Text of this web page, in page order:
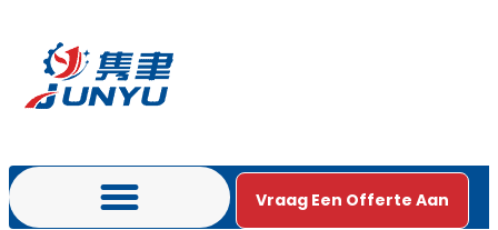
Vraag Een Offerte Aan